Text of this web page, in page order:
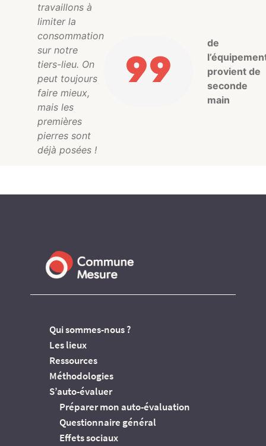
travaillons à
limiter la
consommation
sur notre
tiers-lieu. On
peut toujours
faire mieux,
mais les
premières
pierres sont
déjà posées !
99
de
provient de
seconde
main
Qui sommes-nous ?
Les lieux
Ressources
Méthodologies
S’auto-évaluer
Préparer mon auto-évaluation
Questionnaire général
Effets sociaux